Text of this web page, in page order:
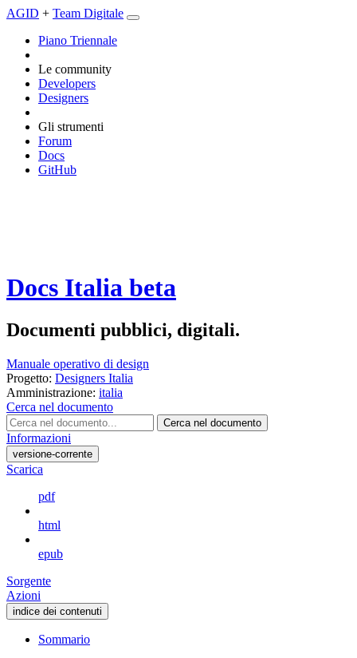
AGID + Team Digitale
Piano Triennale
Le community
Developers
Designers
Gli strumenti
Forum
Docs
GitHub
Docs Italia beta
Documenti pubblici, digitali.
Manuale operativo di design
Progetto: Designers Italia
Amministrazione: italia
Cerca nel documento
Cerca nel documento
Informazioni
versione-corrente
Scarica
pdf
html
epub
Sorgente
Azioni
indice dei contenuti
Sommario